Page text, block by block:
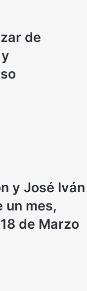
de
y José Iván
un mes,
de Marzo